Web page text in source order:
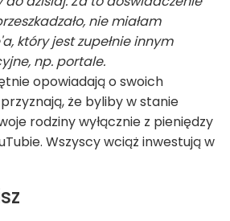
nie miałam
który jest zupełnie innym
np. portale.
opowiadają o swoich
że byliby w stanie
rodziny wyłącznie z pieniędzy
Wszyscy wciąż inwestują w